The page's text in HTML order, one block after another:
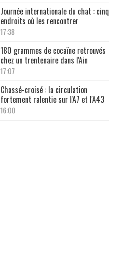
Journée internationale du chat : cinq
endroits où les rencontrer
17:38
180 grammes de cocaïne retrouvés
chez un trentenaire dans l'Ain
17:07
Chassé-croisé : la circulation
fortement ralentie sur l'A7 et l'A43
16:00